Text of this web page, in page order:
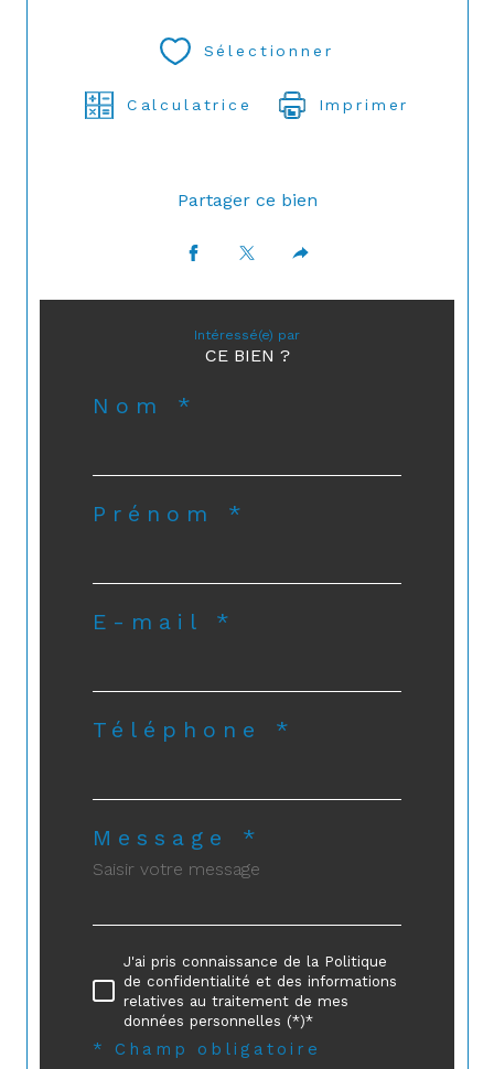
Sélectionner
Calculatrice Imprimer
Partager ce bien
Intéressé(e) par
CE BIEN ?
Nom *
Prénom *
E-mail *
Téléphone *
Message *
J'ai pris connaissance de la Politique
de confidentialité et des informations
relatives au traitement de mes
données personnelles (*)*
* Champ obligatoire